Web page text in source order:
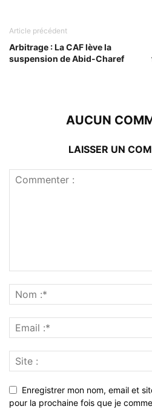
Article précédent
Arbitrage : La CAF lève la
suspension de Abid-Charef
AUCUN
LAISSER UN
Enregistrer mon nom, email et
pour la prochaine fois que je